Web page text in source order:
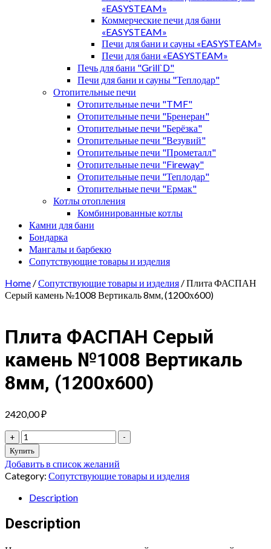
«EASYSTEAM»
Коммерческие печи для бани
«EASYSTEAM»
Печи для бани и сауны «EASYSTEAM»
Печи для бани «EASYSTEAM»
Печь для бани "Grill`D"
Печи для бани и сауны "Теплодар"
Отопительные печи
Отопительные печи "TMF"
Отопительные печи "Бренеран"
Отопительные печи "Берёзка"
Отопительные печи "Везувий"
Отопительные печи "Прометалл"
Отопительные печи "Fireway"
Отопительные печи "Теплодар"
Отопительные печи "Ермак"
Котлы отопления
Комбинированные котлы
Камни для бани
Бондарка
Мангалы и барбекю
Сопутствующие товары и изделия
Home /Сопутствующие товары и изделия / Плита ФАСПАН
Серый камень №1008 Вертикаль 8мм, (1200х600)
Плита ФАСПАН Серый
камень №1008 Вертикаль
8мм, (1200х600)
2420,00₽
+
Плита
ФАСПАН
Серый
камень
№1008
Вертикаль
(1200х600)
quantity
-
Купить
Добавить в список желаний
Category: Сопутствующие товары и изделия
Description
Description